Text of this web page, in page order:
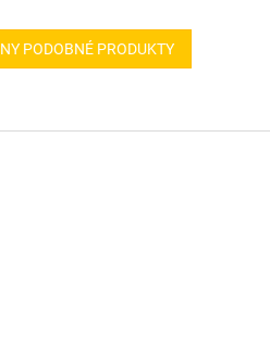
PODOBNÉ PRODUKTY